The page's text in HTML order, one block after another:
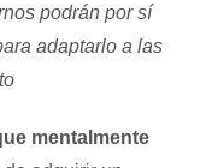
podrán por sí
adaptarlo a las
mentalmente